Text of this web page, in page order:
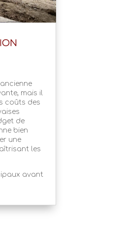
mais il
coûts des
de
bien
une
les
avant